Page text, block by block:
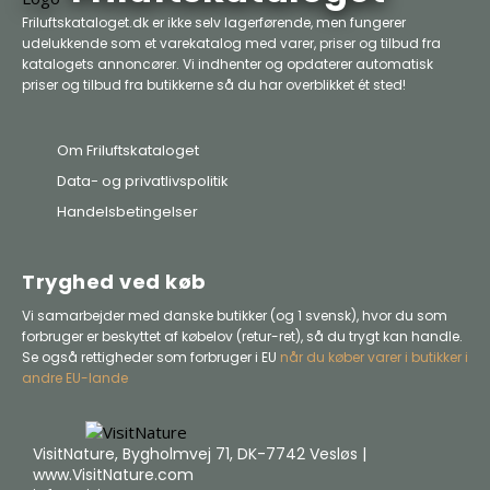
Friluftskataloget.dk er ikke selv lagerførende, men fungerer
udelukkende som et varekatalog med varer, priser og tilbud fra
katalogets annoncører. Vi indhenter og opdaterer automatisk
priser og tilbud fra butikkerne så du har overblikket ét sted!
Om Friluftskataloget
Data- og privatlivspolitik
Handelsbetingelser
Tryghed ved køb
Vi samarbejder med danske butikker (og 1 svensk), hvor du som
forbruger er beskyttet af købelov (retur-ret), så du trygt kan handle.
Se også rettigheder som forbruger i EU når du køber varer i butikker i
andre EU-lande
VisitNature, Bygholmvej 71, DK-7742 Vesløs |
www.VisitNature.com